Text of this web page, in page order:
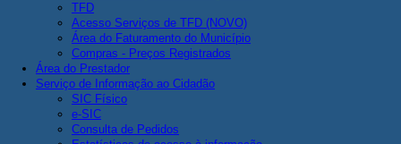
TFD
Acesso Serviços de TFD (NOVO)
Área do Faturamento do Município
Compras - Preços Registrados
Área do Prestador
Serviço de Informação ao Cidadão
SIC Físico
e-SIC
Consulta de Pedidos